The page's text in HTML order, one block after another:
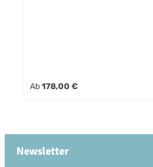
Regulärer Preis:
Ab178,00 €
Newsletter